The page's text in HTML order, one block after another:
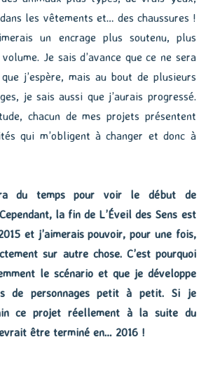
les vêtements et… des chaussures !
un encrage plus soutenu, plus
Je sais d’avance que ce ne sera
j’espère, mais au bout de plusieurs
je sais aussi que j’aurais progressé.
chacun de mes projets présentent
qui m’obligent à changer et donc à
du temps pour voir le début de
la fin de L’Éveil des Sens est
et j’aimerais pouvoir, pour une fois,
sur autre chose. C’est pourquoi
le scénario et que je développe
de personnages petit à petit. Si je
ce projet réellement à la suite du
être terminé en… 2016 !